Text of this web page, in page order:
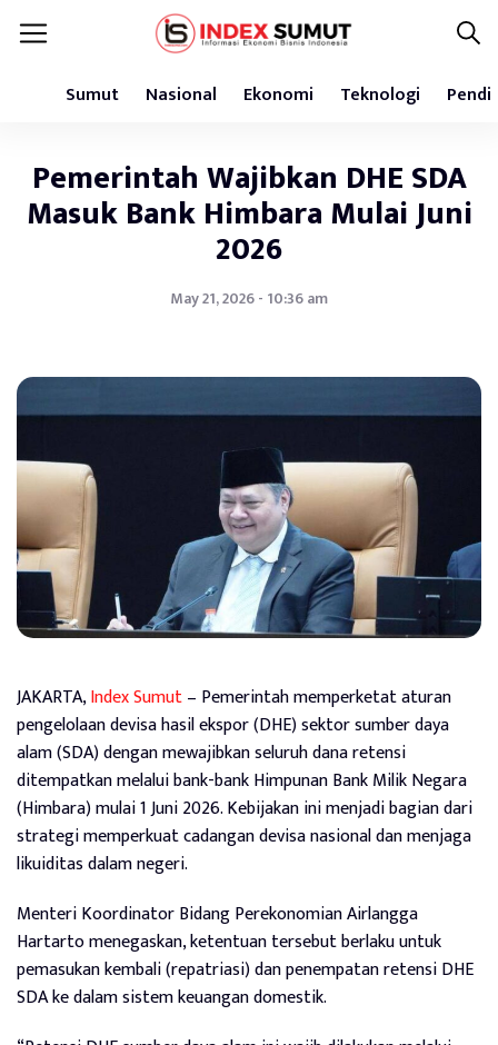
Sumut Nasional Ekonomi Teknologi
Pemerintah Wajibkan DHE SDA
Masuk Bank Himbara Mulai Juni
2026
May 21, 2026 - 10:36 am
JAKARTA,Index Sumut– Pemerintah memperketat aturan
pengelolaan devisa hasil ekspor (DHE) sektor sumber daya
alam (SDA) dengan mewajibkan seluruh dana retensi
ditempatkan melalui bank-bank Himpunan Bank Milik Negara
(Himbara) mulai 1 Juni 2026. Kebijakan ini menjadi bagian dari
strategi memperkuat cadangan devisa nasional dan menjaga
likuiditas dalam negeri.
Menteri Koordinator Bidang Perekonomian Airlangga
Hartarto menegaskan, ketentuan tersebut berlaku untuk
pemasukan kembali (repatriasi) dan penempatan retensi DHE
SDA ke dalam sistem keuangan domestik.